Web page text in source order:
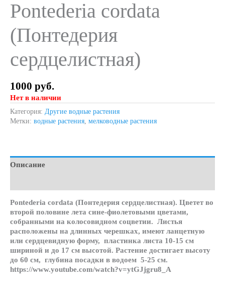
Pontederia cordata
(Понтедерия
сердцелистная)
1000 руб.
Нет в наличии
Категория: Другие водные растения
Метки: водные растения, мелководные растения
Описание
Pontederia cordata (Понтедерия сердцелистная). Цветет во
второй половине лета сине-фиолетовыми цветами,
собранными на колосовидном соцветии. Листья
расположены на длинных черешках, имеют ланцетную
или сердцевидную форму, пластинка листа 10-15 см
шириной и до 17 см высотой. Растение достигает высоту
до 60 см, глубина посадки в водоем 5-25 см.
https://www.youtube.com/watch?v=ytGJjgru8_A